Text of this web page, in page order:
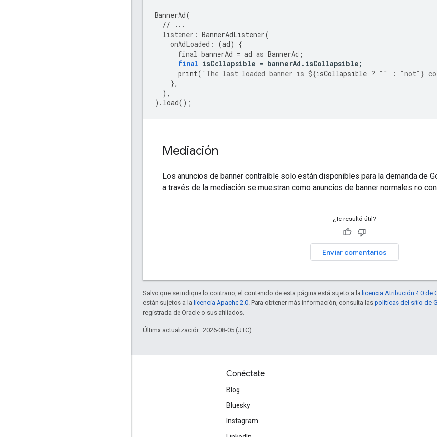
BannerAd(
// ...
listener: BannerAdListener(
onAdLoaded:
(ad)
{
final bannerAd = ad as BannerAd ;
final isCollapsible = bannerAd . isCollapsible ;
print( 'The last loaded banner is ${isCollapsible ? "" : "not" }
},
),
). load();
Mediación
Los anuncios de banner contraíble solo están disponibles para la demanda de
a través de la mediación se muestran como anuncios de banner normales no
¿Te resultó útil?
Enviar comentarios
Salvo que se indique lo contrario, el contenido de esta página está sujeto a la licencia Atribución 4.0 de
están sujetos a la licencia Apache 2.0 . Para obtener más información, consulta las políticas del sitio de
registrada de Oracle o sus afiliados.
Última actualización: 2026-08-05 (UTC)
Conéctate
Blog
Bluesky
Instagram